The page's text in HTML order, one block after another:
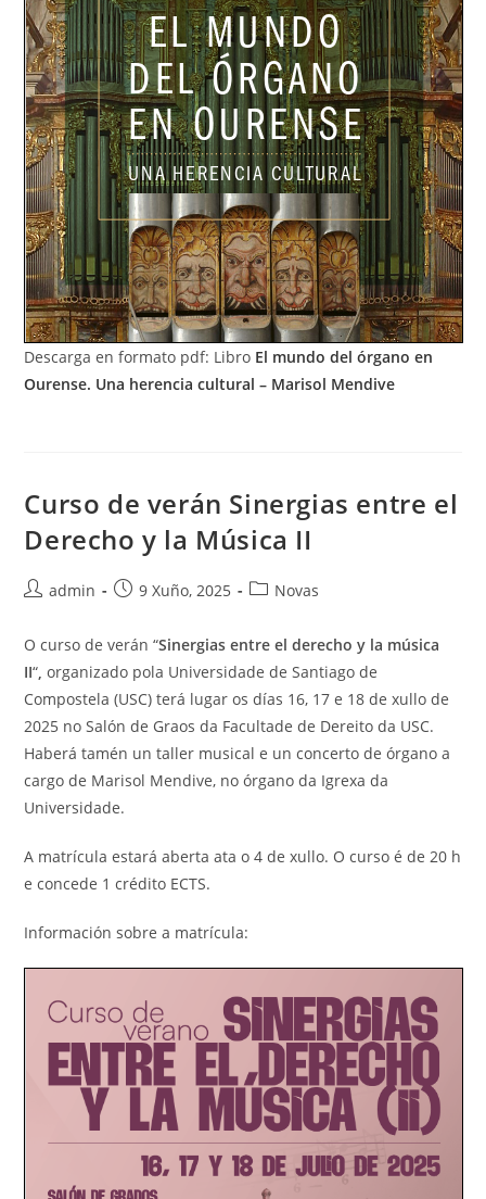
Descarga en formato pdf: Libro El mundo del órgano en
Ourense. Una herencia cultural – Marisol Mendive
Curso de verán Sinergias entre el
Derecho y la Música II
Autor
entrada:
admin
Publicación
entrada:
9 Xuño, 2025
Categoría
entrada:
Novas
O curso de verán “Sinergias entre el derecho y la música
II“,organizado pola Universidade de Santiago de
Compostela (USC) terá lugar os días 16, 17 e 18 de xullo de
2025 no Salón de Graos da Facultade de Dereito da USC.
Haberá tamén un taller musical e un concerto de órgano a
cargo de Marisol Mendive, no órgano da Igrexa da
Universidade.
A matrícula estará aberta ata o 4 de xullo. O curso é de 20 h
e concede 1 crédito ECTS.
Información sobre a matrícula: